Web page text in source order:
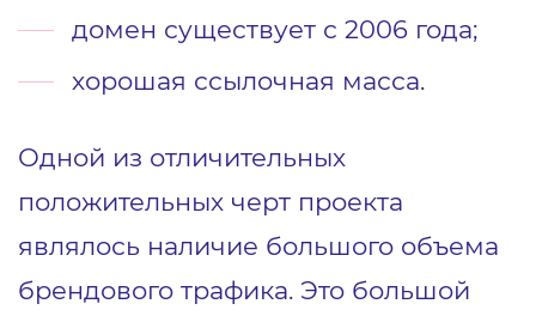
домен существует с 2006 года;
хорошая ссылочная масса.
Одной из отличительных
положительных черт проекта
являлось наличие большого объема
брендового трафика. Это большой